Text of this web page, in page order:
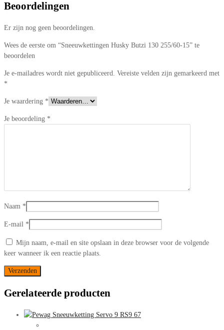
Beoordelingen
Er zijn nog geen beoordelingen.
Wees de eerste om “Sneeuwkettingen Husky Butzi 130 255/60-15” te
beoordelen
Je e-mailadres wordt niet gepubliceerd. Vereiste velden zijn gemarkeerd met
*
Je waardering *
Je beoordeling *
Naam *
E-mail *
Mijn naam, e-mail en site opslaan in deze browser voor de volgende
keer wanneer ik een reactie plaats.
Gerelateerde producten